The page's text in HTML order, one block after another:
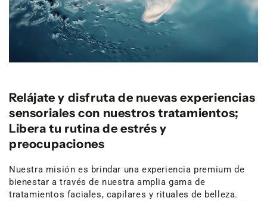
Relájate y disfruta de nuevas experiencias
sensoriales con nuestros tratamientos;
Libera tu rutina de estrés y
preocupaciones
Nuestra misión es brindar una experiencia premium de
bienestar a través de nuestra amplia gama de
tratamientos faciales, capilares y rituales de belleza.